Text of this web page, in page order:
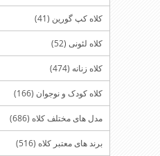
کلاه کپ گورین (41)
کلاه لئونی (52)
کلاه زنانه (474)
کلاه کودک و نوجوان (166)
مدل های مختلف کلاه (686)
برند های معتبر کلاه (516)